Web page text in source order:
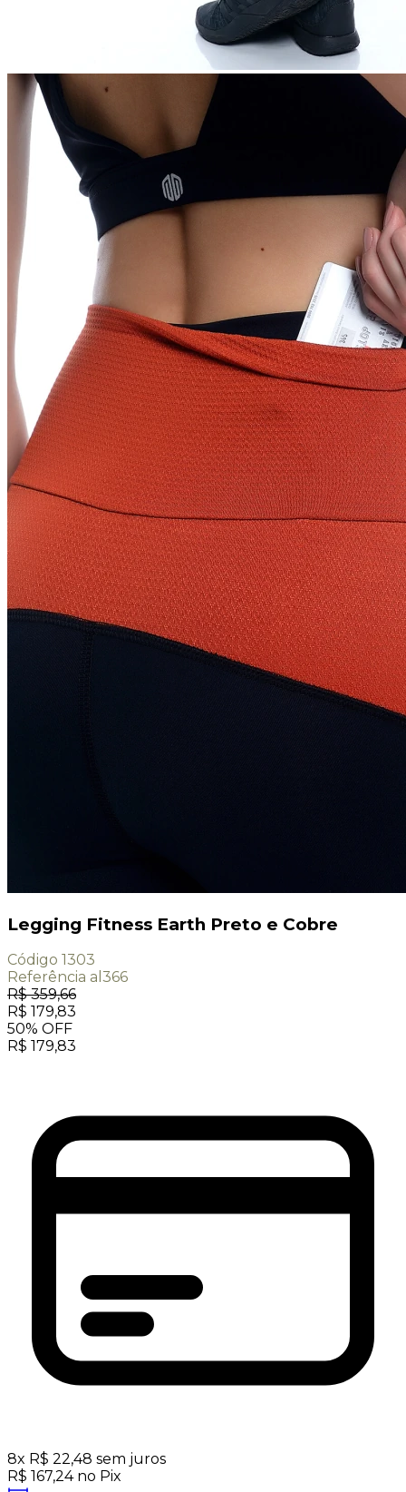
Legging Fitness Earth Preto e Cobre
Código 1303
Referência al366
R$359,66
R$ 179,83
50% OFF
R$ 179,83
8x R$ 22,48 sem juros
R$ 167,24 no Pix